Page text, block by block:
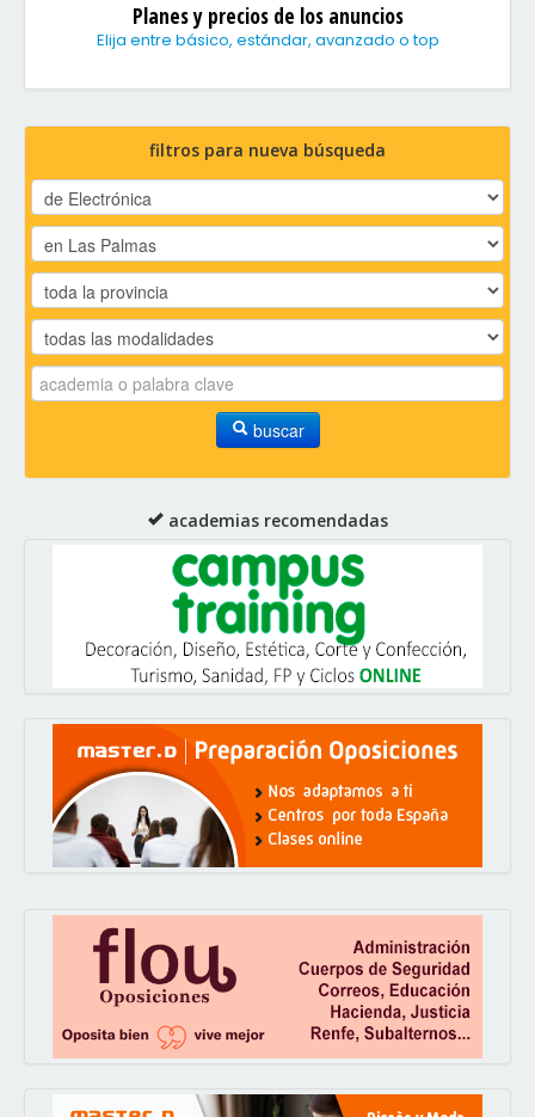
Planes y precios de los anuncios
Elija entre básico, estándar, avanzado o top
filtros para nueva búsqueda
buscar
academias recomendadas